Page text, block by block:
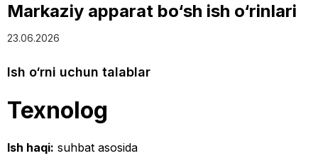
Markaziy apparat bo‘sh ish o‘rinlari
23.06.2026
Ish o‘rni uchun talablar
Texnolog
Ish haqi: suhbat asosida